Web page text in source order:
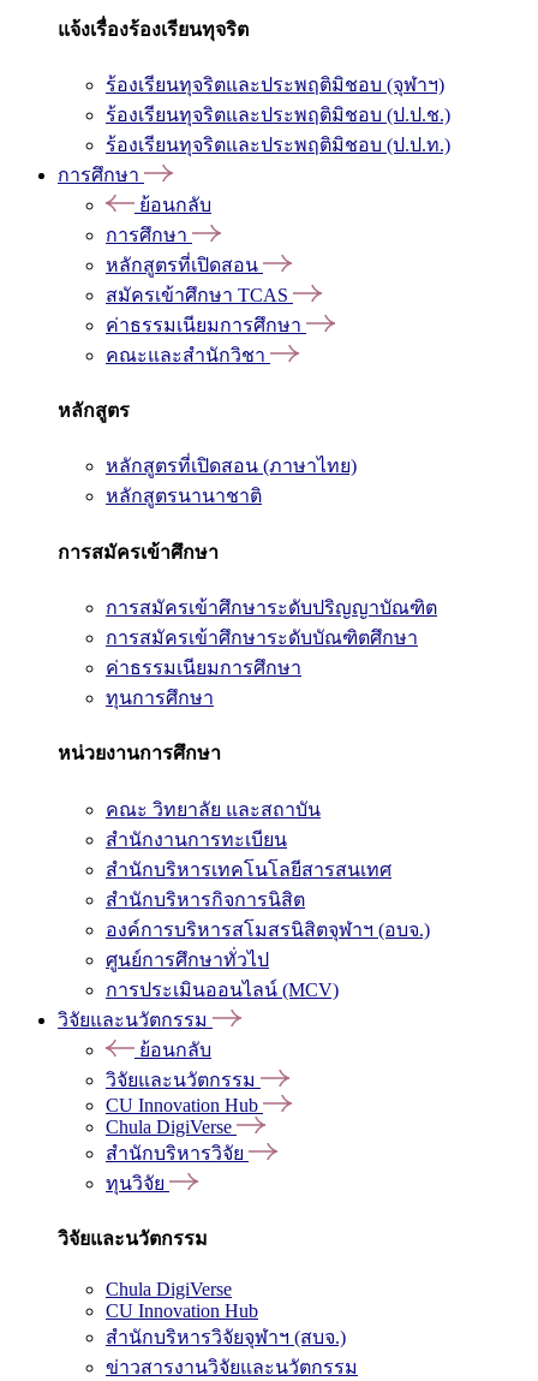
แจ้งเรื่องร้องเรียนทุจริต
ร้องเรียนทุจริตและประพฤติมิชอบ (จุฬาฯ)
ร้องเรียนทุจริตและประพฤติมิชอบ (ป.ป.ช.)
ร้องเรียนทุจริตและประพฤติมิชอบ (ป.ป.ท.)
การศึกษา
ย้อนกลับ
การศึกษา
หลักสูตรที่เปิดสอน
สมัครเข้าศึกษา TCAS
ค่าธรรมเนียมการศึกษา
คณะและสำนักวิชา
หลักสูตร
หลักสูตรที่เปิดสอน (ภาษาไทย)
หลักสูตรนานาชาติ
การสมัครเข้าศึกษา
การสมัครเข้าศึกษาระดับปริญญาบัณฑิต
การสมัครเข้าศึกษาระดับบัณฑิตศึกษา
ค่าธรรมเนียมการศึกษา
ทุนการศึกษา
หน่วยงานการศึกษา
คณะ วิทยาลัย และสถาบัน
สำนักงานการทะเบียน
สำนักบริหารเทคโนโลยีสารสนเทศ
สำนักบริหารกิจการนิสิต
องค์การบริหารสโมสรนิสิตจุฬาฯ (อบจ.)
ศูนย์การศึกษาทั่วไป
การประเมินออนไลน์ (MCV)
วิจัยและนวัตกรรม
ย้อนกลับ
วิจัยและนวัตกรรม
CU Innovation Hub
Chula DigiVerse
สำนักบริหารวิจัย
ทุนวิจัย
วิจัยและนวัตกรรม
Chula DigiVerse
CU Innovation Hub
สำนักบริหารวิจัยจุฬาฯ (สบจ.)
ข่าวสารงานวิจัยและนวัตกรรม